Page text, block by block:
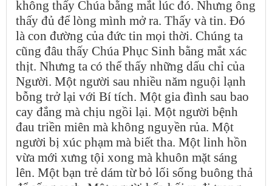
không thấy Chúa bằng mắt lúc đó. Nhưng ông
thấy đủ để lòng mình mở ra. Thấy và tin. Đó
là con đường của đức tin mọi thời. Chúng ta
cũng đâu thấy Chúa Phục Sinh bằng mắt xác
thịt. Nhưng ta có thể thấy những dấu chỉ của
Người. Một người sau nhiều năm nguội lạnh
bỗng trở lại với Bí tích. Một gia đình sau bao
cay đắng mà chịu ngồi lại. Một người bệnh
đau triền miên mà không nguyền rủa. Một
người bị xúc phạm mà biết tha. Một linh hồn
vừa mới xưng tội xong mà khuôn mặt sáng
lên. Một bạn trẻ dám từ bỏ lối sống buông thả